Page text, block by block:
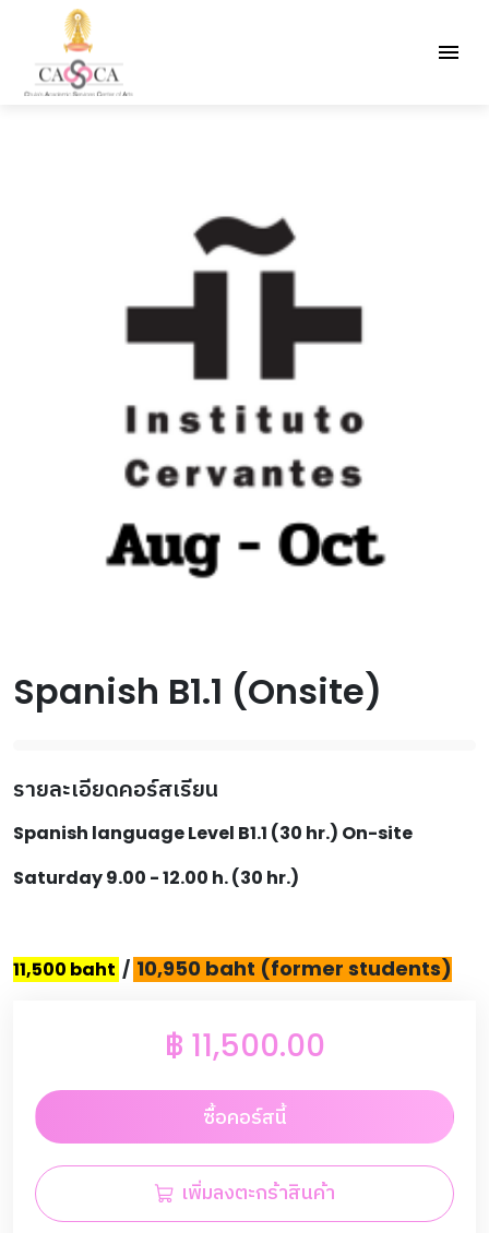
Spanish B1.1 (Onsite)
รายละเอียดคอร์สเรียน
Spanish language Level B1.1 (30 hr.) On-site
Saturday 9.00 - 12.00 h. (30 hr.)
11,500 baht / 10,950 baht (former students)
฿ 11,500.00
ซื้อคอร์สนี้
เพิ่มลงตะกร้าสินค้า